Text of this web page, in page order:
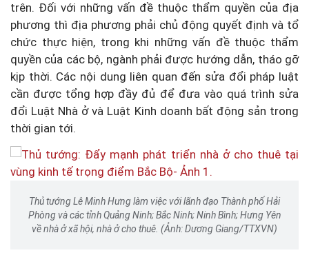
trên. Đối với những vấn đề thuộc thẩm quyền của địa
phương thì địa phương phải chủ động quyết định và tổ
chức thực hiện, trong khi những vấn đề thuộc thẩm
quyền của các bộ, ngành phải được hướng dẫn, tháo gỡ
kịp thời. Các nội dung liên quan đến sửa đổi pháp luật
cần được tổng hợp đầy đủ để đưa vào quá trình sửa
đổi Luật Nhà ở và Luật Kinh doanh bất động sản trong
thời gian tới.
Thủ tướng Lê Minh Hưng làm việc với lãnh đạo Thành phố Hải
Phòng và các tỉnh Quảng Ninh; Bắc Ninh; Ninh Bình; Hưng Yên
về nhà ở xã hội, nhà ở cho thuê. (Ảnh: Dương Giang/TTXVN)